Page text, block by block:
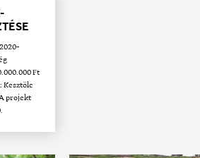
Ft
Kesztölc
projekt